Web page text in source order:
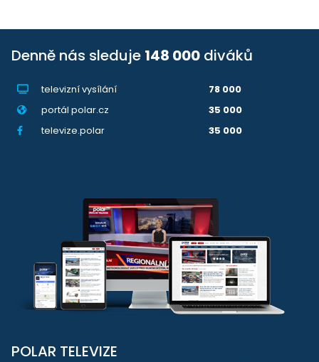
Denně nás sleduje 148 000 diváků
televizní vysílání
78 000
portál polar.cz
35 000
televize.polar
35 000
POLAR TELEVIZE